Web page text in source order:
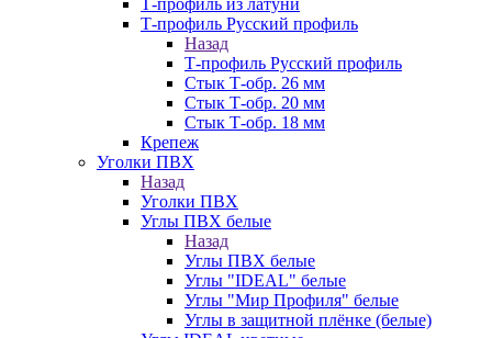
Т-профиль из латуни
Т-профиль Русский профиль
Назад
Т-профиль Русский профиль
Стык Т-обр. 26 мм
Стык Т-обр. 20 мм
Стык Т-обр. 18 мм
Крепеж
Уголки ПВХ
Назад
Уголки ПВХ
Углы ПВХ белые
Назад
Углы ПВХ белые
Углы "IDEAL" белые
Углы "Мир Профиля" белые
Углы в защитной плёнке (белые)